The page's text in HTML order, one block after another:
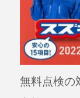
無料点検の